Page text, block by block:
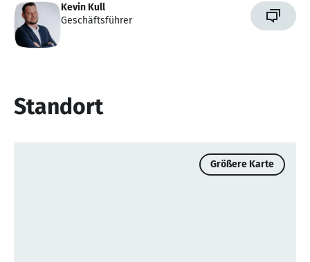
Kevin Kull
Geschäftsführer
Standort
Größere Karte